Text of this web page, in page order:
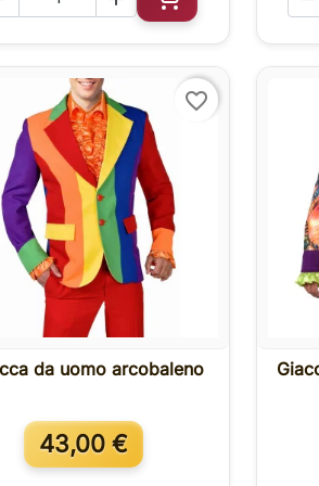
Aggiungi al
favorite_border
 Anteprima
da uomo arcobaleno
43,00 €